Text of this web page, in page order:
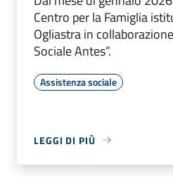
Centro per la Famiglia
Ogliastra in
Sociale Antes”.
Assistenza sociale
LEGGI DI PIÙ